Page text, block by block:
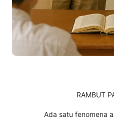
RAMBUT
Ada satu fenomena